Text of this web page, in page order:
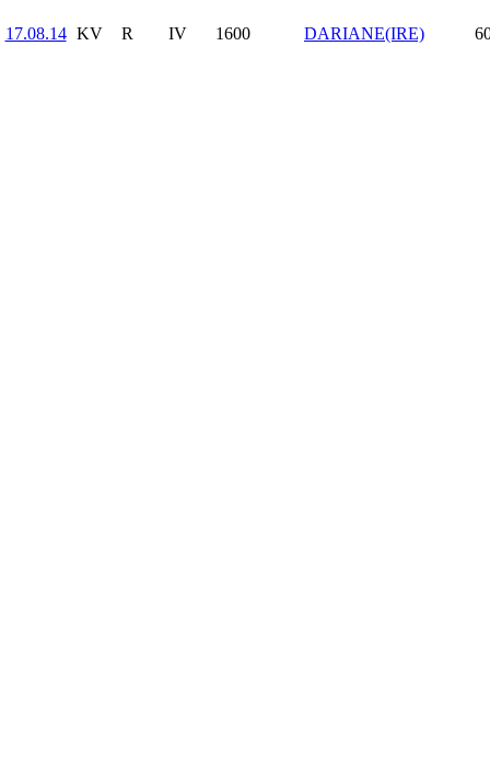
17.08.14 KV R IV 1600 DARIANE(IRE)